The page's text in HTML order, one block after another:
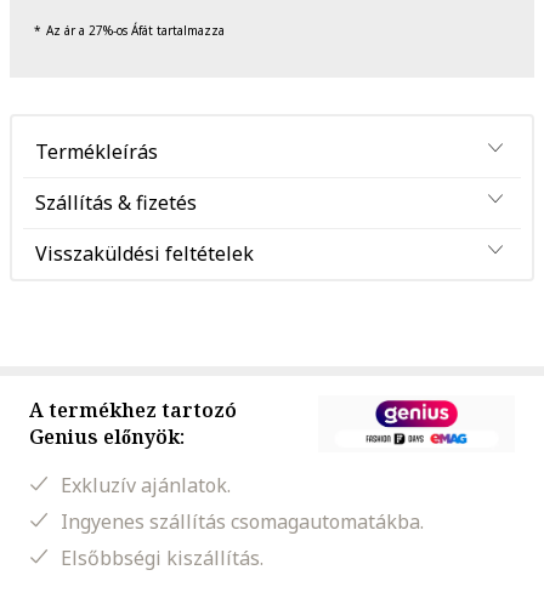
Az ár a 27%-os Áfát tartalmazza
Termékleírás
Szállítás & fizetés
Visszaküldési feltételek
A termékhez tartozó
Genius előnyök:
Exkluzív ajánlatok.
Ingyenes szállítás csomagautomatákba.
Elsőbbségi kiszállítás.